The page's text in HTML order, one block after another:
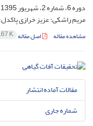
دوره 6، شماره 2، شهریور 1395، صفحه
مریم راشکی؛ عزیز خرازی
مشاهده مقاله اصل مقاله K
مقالات آماده انتشار
شماره جاری